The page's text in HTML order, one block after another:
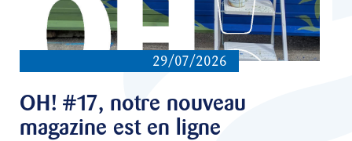
29/07/2026
OH! #17, notre nouveau
magazine est en ligne